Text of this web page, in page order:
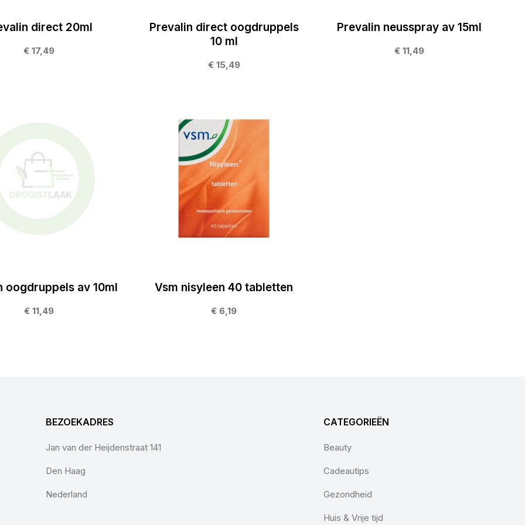
direct 20ml
€ 17,49
Prevalin direct oogdruppels
10 ml
€ 15,49
Prevalin neusspray av 15ml
€ 11,49
oogdruppels av 10ml
€ 11,49
Vsm nisyleen 40 tabletten
€ 6,19
BEZOEKADRES
Jan van der Heijdenstraat 141
Den Haag
Nederland
CATEGORIEËN
Beauty
Cadeautips
Gezondheid
Huis & Vrije tijd